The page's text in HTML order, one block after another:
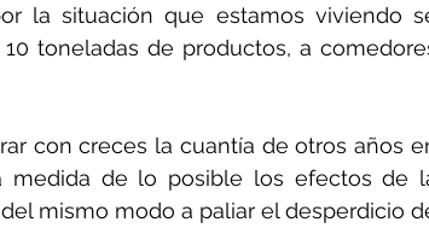
la situación que estamos viviendo
toneladas de productos, a
con creces la cuantía de otros años
medida de lo posible los efectos de
mismo modo a paliar el desperdicio